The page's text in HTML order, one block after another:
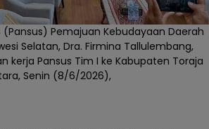
(Pansus) Pemajuan Kebudayaan Daerah
Selatan, Dra. Firmina Tallulembang,
kerja Pansus Tim I ke Kabupaten Toraja
Senin (8/6/2026),